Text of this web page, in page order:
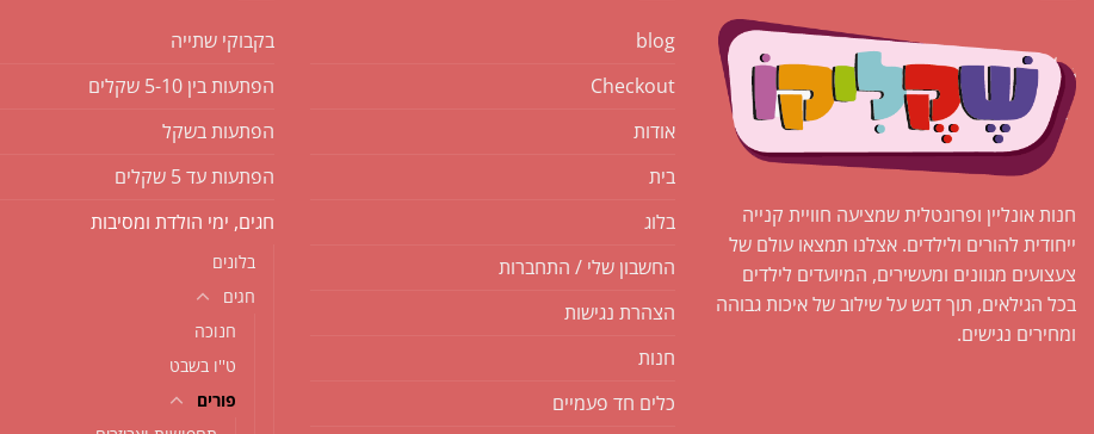
חנות אונליין ופרונטלית שמציעה חוויית קנייה
ייחודית להורים ולילדים. אצלנו תמצאו עולם של
צעצועים מגוונים ומעשירים, המיועדים לילדים
בכל הגילאים, תוך דגש על שילוב של איכות גבוהה
ומחירים נגישים.
blog
Checkout
אודות
בית
בלוג
החשבון שלי / התחברות
הצהרת נגישות
חנות
כלים חד פעמיים
בקבוקי שתייה
הפתעות בין 5-10 שקלים
הפתעות בשקל
הפתעות עד 5 שקלים
חגים, ימי הולדת ומסיבות
בלונים
חגים
חנוכה
ט''ו בשבט
פורים